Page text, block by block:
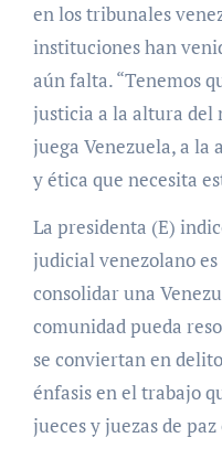
en los tribunales
instituciones han
aún falta. “Tenemos
justicia a la altura del
juega Venezuela, a la
y ética que necesita
La presidenta (E)
judicial venezolano
consolidar una
comunidad pueda
se conviertan en
énfasis en el trabajo
jueces y juezas de